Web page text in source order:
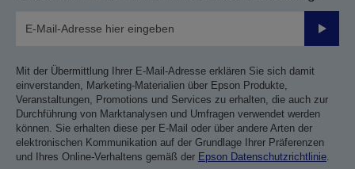
Mit der Übermittlung Ihrer E-Mail-Adresse erklären Sie sich damit
einverstanden, Marketing-Materialien über Epson Produkte,
Veranstaltungen, Promotions und Services zu erhalten, die auch zur
Durchführung von Marktanalysen und Umfragen verwendet werden
können. Sie erhalten diese per E-Mail oder über andere Arten der
elektronischen Kommunikation auf der Grundlage Ihrer Präferenzen
und Ihres Online-Verhaltens gemäß der Epson Datenschutzrichtlinie